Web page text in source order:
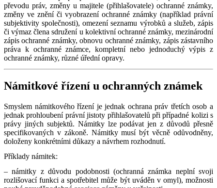
převodu práv, změny u majitele (přihlašovatele) ochranné známky,
změny ve znění či vyobrazení ochranné známky (například právní
subjektivity společnosti), omezení seznamu výrobků a služeb, zápis
či výmaz člena sdružení u kolektivní ochranné známky, mezinárodní
zápis ochranné známky, obnovu ochranné známky, zápis zástavního
práva k ochranné známce, kompletní nebo jednoduchý výpis z
ochranné známky, různé úřední opravy.
Námitkové řízení u ochranných známek
Smyslem námitkového řízení je jednak ochrana práv třetích osob a
jednak prohloubení právní jistoty přihlašovatelů při případné kolizi s
právy jiných subjektů. Námitky lze podávat jen z důvodů přesně
specifikovaných v zákoně. Námitky musí být věcně odůvodněny,
doloženy konkrétními důkazy a návrhem rozhodnutí.
Příklady námitek:
– námitky z důvodu podobnosti (ochranná známka neplní svoji
rozlišovací funkci a spotřebitel může být uváděn v omyl), možnosti